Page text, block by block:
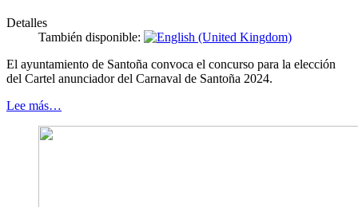
Detalles
También disponible:
El ayuntamiento de Santoña convoca el concurso para la elección
del Cartel anunciador del Carnaval de Santoña 2024.
Lee más…